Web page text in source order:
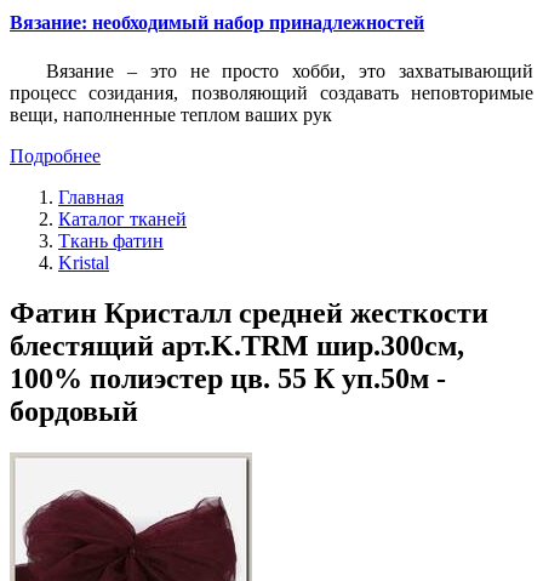
Вязание: необходимый набор принадлежностей
Вязание – это не просто хобби, это захватывающий
процесс созидания, позволяющий создавать неповторимые
вещи, наполненные теплом ваших рук
Подробнее
Главная
Каталог тканей
Ткань фатин
Kristal
Фатин Кристалл средней жесткости
блестящий арт.K.TRM шир.300см,
100% полиэстер цв. 55 К уп.50м -
бордовый